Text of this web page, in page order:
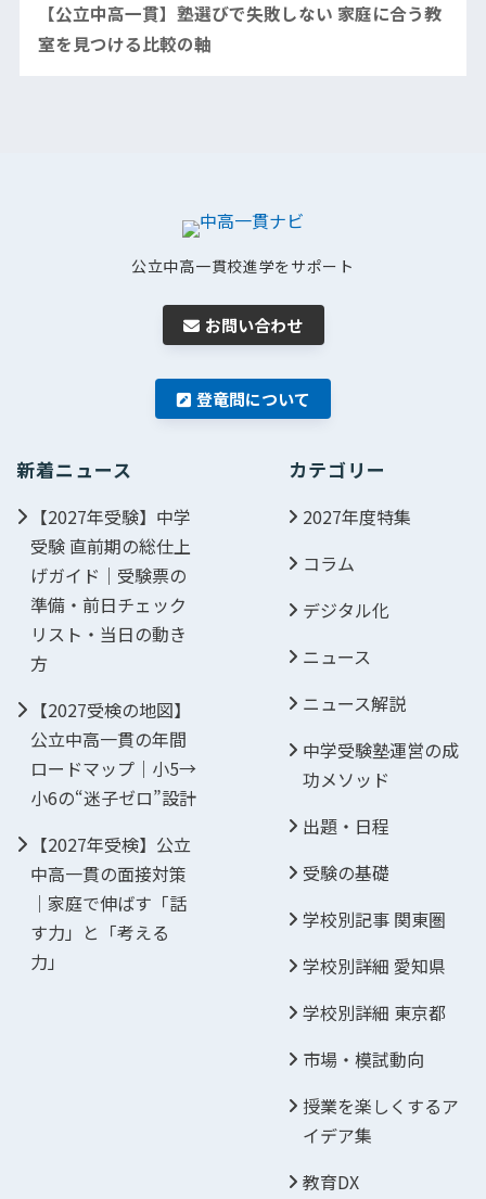
【公立中高一貫】塾選びで失敗しない 家庭に合う教
室を見つける比較の軸
公立中高一貫校進学をサポート
お問い合わせ
登竜問について
新着ニュース
【2027年受験】中学
受験 直前期の総仕上
げガイド｜受験票の
準備・前日チェック
リスト・当日の動き
方
【2027受検の地図】
公立中高一貫の年間
ロードマップ｜小5→
小6の“迷子ゼロ”設計
【2027年受検】公立
中高一貫の面接対策
｜家庭で伸ばす「話
す力」と「考える
力」
カテゴリー
2027年度特集
コラム
デジタル化
ニュース
ニュース解説
中学受験塾運営の成
功メソッド
出題・日程
受験の基礎
学校別記事 関東圏
学校別詳細 愛知県
学校別詳細 東京都
市場・模試動向
授業を楽しくするア
イデア集
教育DX